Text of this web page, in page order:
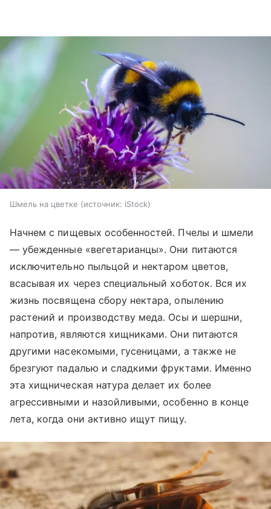
Шмель на цветке источник: iStock
Начнем с пищевых особенностей. Пчелы и шмели
— убежденные «вегетарианцы». Они питаются
исключительно пыльцой и нектаром цветов,
всасывая их через специальный хоботок. Вся их
жизнь посвящена сбору нектара, опылению
растений и производству меда. Осы и шершни,
напротив, являются хищниками. Они питаются
другими насекомыми, гусеницами, а также не
брезгуют падалью и сладкими фруктами. Именно
эта хищническая натура делает их более
агрессивными и назойливыми, особенно в конце
лета, когда они активно ищут пищу.